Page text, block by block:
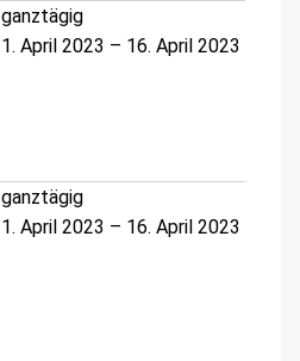
ganztägig
1. April 2023 – 16. April 2023
ganztägig
1. April 2023 – 16. April 2023